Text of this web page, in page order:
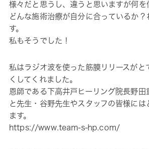
様々だと思うし、違うと思いますが何を
どんな施術治療が自分に合っているか？
す。
私もそうでした！
私はラジオ波を使った筋膜リリースがと
くしてくれました。
恩師である下高井戸ヒーリング院長野田
と先生・谷野先生やスタッフの皆様には
ます。
https://www.team-s-hp.com/